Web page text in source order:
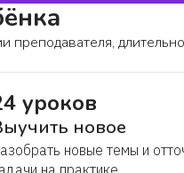
преподавателя,
уроков
новое
новые темы и
на практике